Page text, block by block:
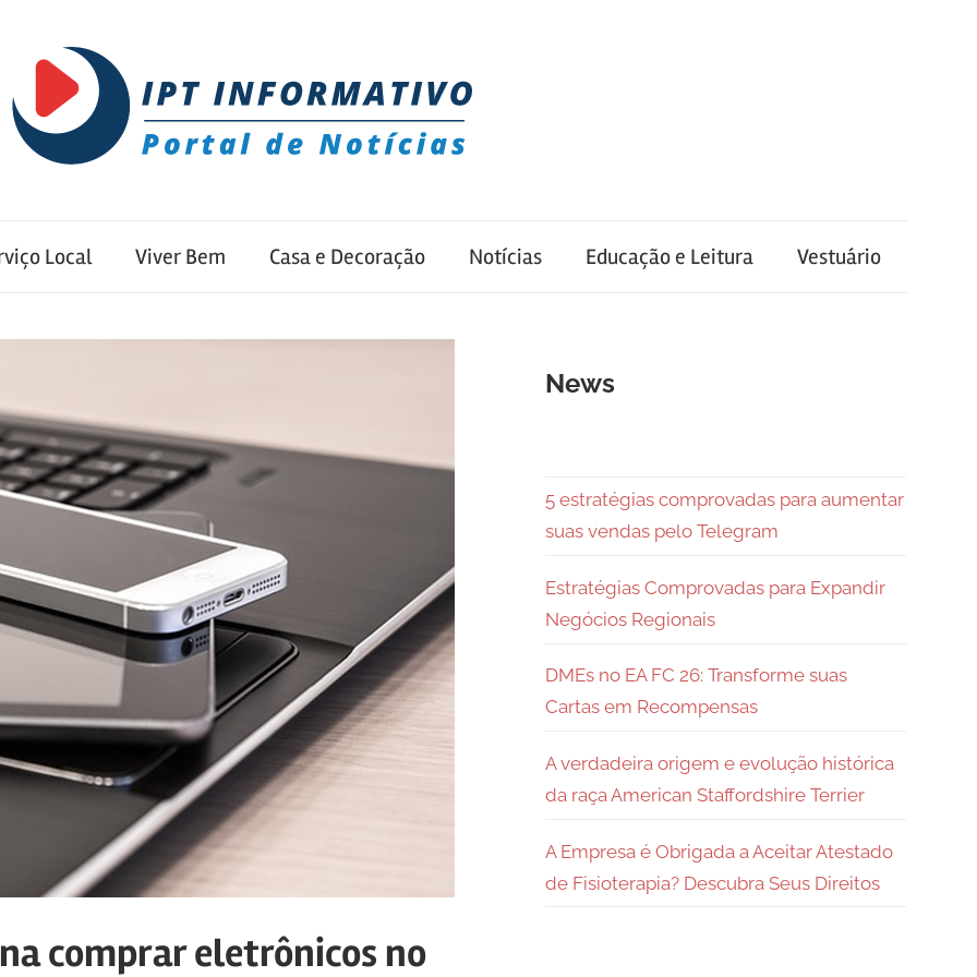
Local Viver Bem Casa e Decoração Notícias Educação e Leitura Vestuário
comprar eletrônicos no
News
5 estratégias comprovadas para aumentar
suas vendas pelo Telegram
Estratégias Comprovadas para Expandir
Negócios Regionais
DMEs no EA FC 26: Transforme suas
Cartas em Recompensas
A verdadeira origem e evolução histórica
da raça American Staffordshire Terrier
A Empresa é Obrigada a Aceitar Atestado
de Fisioterapia? Descubra Seus Direitos